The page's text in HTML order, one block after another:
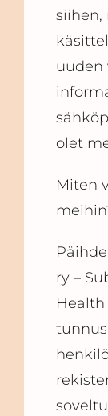
siihen,
uuden
olet
Miten
ry –
Health